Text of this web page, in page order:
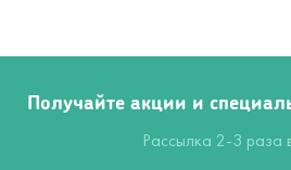
Получайте акции и
Рассылка 2-3 раза